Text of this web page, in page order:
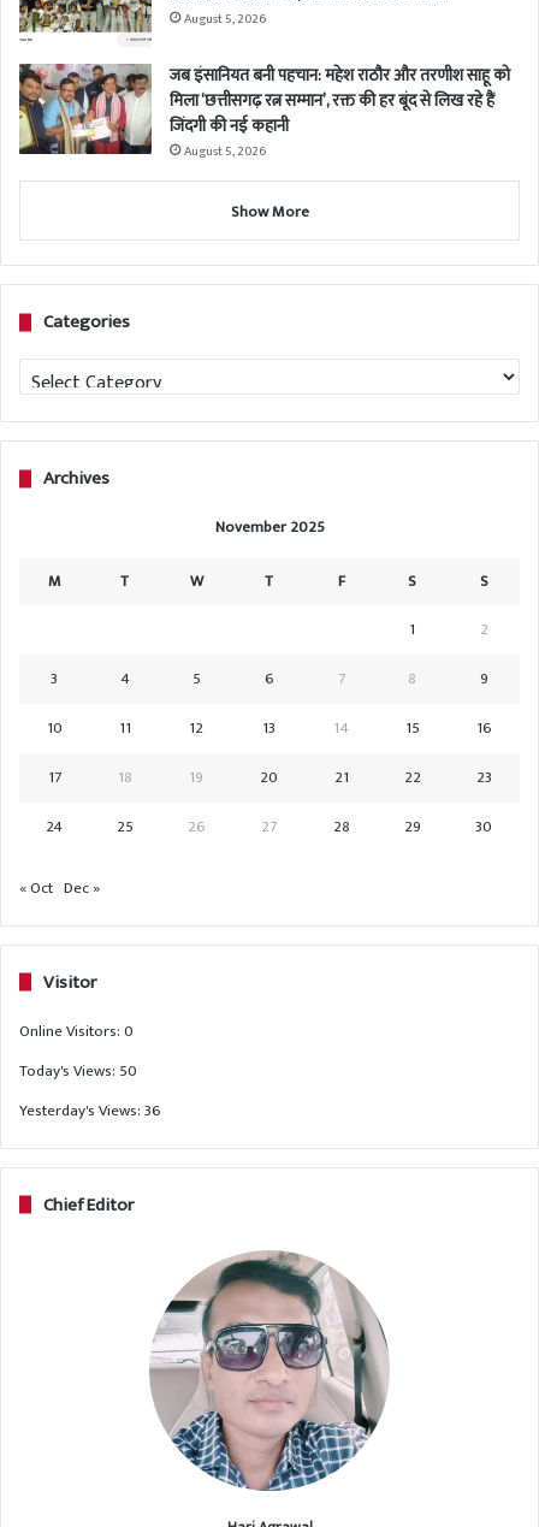
August 5, 2026
जब इंसानियत बनी पहचान: महेश राठौर और तरणीश साहू को
मिला ‘छत्तीसगढ़ रत्न सम्मान’, रक्त की हर बूंद से लिख रहे हैं
जिंदगी की नई कहानी
August 5, 2026
Show More
Categories
Categories
Archives
November 2025
M T W T F S
S
1
2
3
4 5 6 7 8
9
10
11 12 13 14 15
16
17
18 19 20 21 22
23
24
25 26 27 28 29 30
« Oct Dec »
Visitor
Online Visitors:0
Today's Views: 50
Yesterday's Views:36
Chief Editor